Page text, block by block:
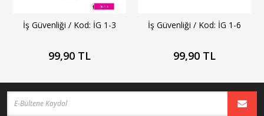
İş Güvenliği / Kod: İG 1-3
99,90 TL
İş Güvenliği / Kod: İG 1-6
99,90 TL